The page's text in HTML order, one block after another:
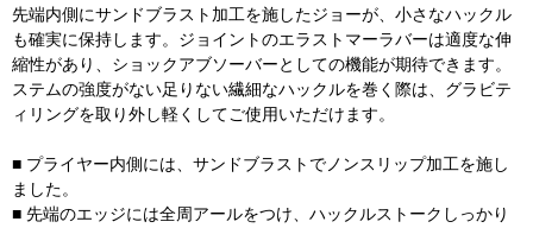
先端内側にサンドブラスト加工を施したジョーが、小さなハックル
も確実に保持します。ジョイントのエラストマーラバーは適度な伸
縮性があり、ショックアブソーバーとしての機能が期待できます。
ステムの強度がない足りない繊細なハックルを巻く際は、グラビテ
ィリングを取り外し軽くしてご使用いただけます。
■ プライヤー内側には、サンドブラストでノンスリップ加工を施し
ました。
■ 先端のエッジには全周アールをつけ、ハックルストークしっかり